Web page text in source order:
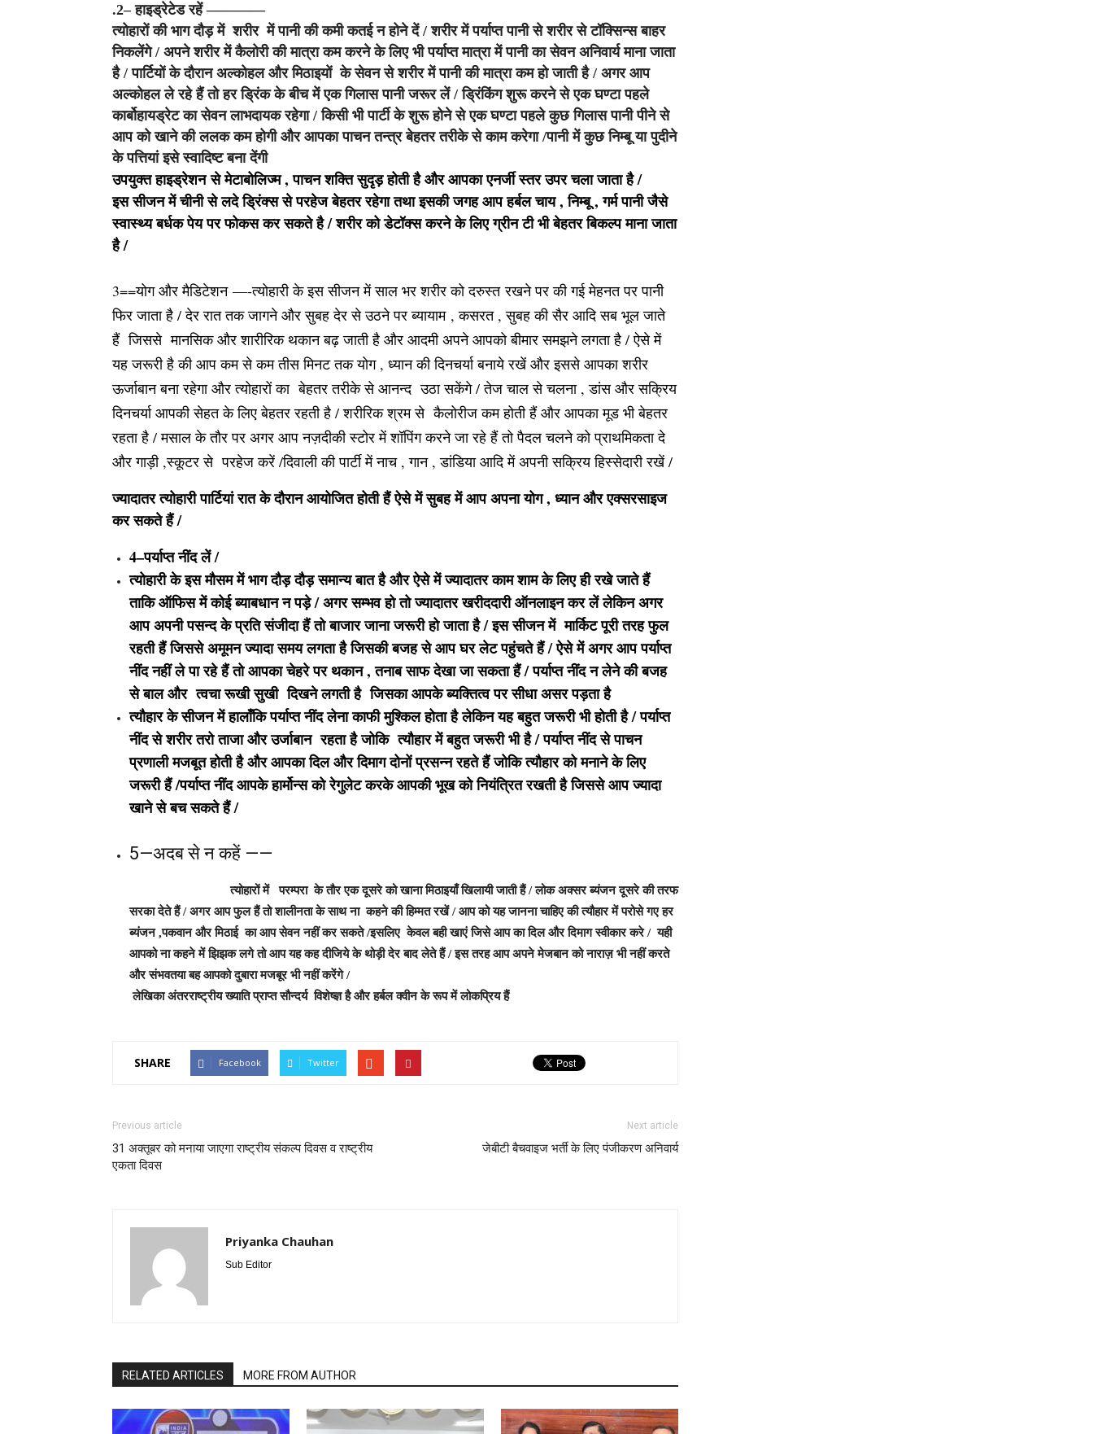
.2– हाइड्रेटेड रहें ————
त्योहारों की भाग दौड़ में शरीर में पानी की कमी कतई न होने दें / शरीर में पर्याप्त पानी से शरीर से टॉक्सिन्स बाहर
निकलेंगे / अपने शरीर में कैलोरी की मात्रा कम करने के लिए भी पर्याप्त मात्रा में पानी का सेवन अनिवार्य माना जाता
है / पार्टियों के दौरान अल्कोहल और मिठाइयों के सेवन से शरीर में पानी की मात्रा कम हो जाती है / अगर आप
अल्कोहल ले रहे हैं तो हर ड्रिंक के बीच में एक गिलास पानी जरूर लें / ड्रिंकिंग शुरू करने से एक घण्टा पहले
कार्बोहायड्रेट का सेवन लाभदायक रहेगा / किसी भी पार्टी के शुरू होने से एक घण्टा पहले कुछ गिलास पानी पीने से
आप को खाने की ललक कम होगी और आपका पाचन तन्त्र बेहतर तरीके से काम करेगा /पानी में कुछ निम्बू या पुदीने
के पत्तियां इसे स्वादिष्ट बना देंगी
उपयुक्त हाइड्रेशन से मेटाबोलिज्म , पाचन शक्ति सुदृड़ होती है और आपका एनर्जी स्तर उपर चला जाता है /
इस सीजन में चीनी से लदे ड्रिंक्स से परहेज बेहतर रहेगा तथा इसकी जगह आप हर्बल चाय , निम्बू , गर्म पानी जैसे
स्वास्थ्य बर्धक पेय पर फोकस कर सकते है / शरीर को डेटॉक्स करने के लिए ग्रीन टी भी बेहतर बिकल्प माना जाता
है /
3==योग और मैडिटेशन —-त्योहारी के इस सीजन में साल भर शरीर को दरुस्त रखने पर की गई मेहनत पर पानी
फिर जाता है / देर रात तक जागने और सुबह देर से उठने पर ब्यायाम , कसरत , सुबह की सैर आदि सब भूल जाते
हैं जिससे मानसिक और शारीरिक थकान बढ़ जाती है और आदमी अपने आपको बीमार समझने लगता है / ऐसे में
यह जरूरी है की आप कम से कम तीस मिनट तक योग , ध्यान की दिनचर्या बनाये रखें और इससे आपका शरीर
ऊर्जाबान बना रहेगा और त्योहारों का बेहतर तरीके से आनन्द उठा सकेंगे / तेज चाल से चलना , डांस और सक्रिय
दिनचर्या आपकी सेहत के लिए बेहतर रहती है / शरीरिक श्रम से कैलोरीज कम होती हैं और आपका मूड भी बेहतर
रहता है / मसाल के तौर पर अगर आप नज़दीकी स्टोर में शॉपिंग करने जा रहे हैं तो पैदल चलने को प्राथमिकता दे
और गाड़ी ,स्कूटर से परहेज करें /दिवाली की पार्टी में नाच , गान , डांडिया आदि में अपनी सक्रिय हिस्सेदारी रखें /
ज्यादातर त्योहारी पार्टियां रात के दौरान आयोजित होती हैं ऐसे में सुबह में आप अपना योग , ध्यान और एक्सरसाइज
कर सकते हैं /
4–पर्याप्त नींद लें /
त्योहारी के इस मौसम में भाग दौड़ दौड़ समान्य बात है और ऐसे में ज्यादातर काम शाम के लिए ही रखे जाते हैं
ताकि ऑफिस में कोई ब्याबधान न पड़े / अगर सम्भव हो तो ज्यादातर खरीददारी ऑनलाइन कर लें लेकिन अगर
आप अपनी पसन्द के प्रति संजीदा हैं तो बाजार जाना जरूरी हो जाता है / इस सीजन में मार्किट पूरी तरह फुल
रहती हैं जिससे अमूमन ज्यादा समय लगता है जिसकी बजह से आप घर लेट पहुंचते हैं / ऐसे में अगर आप पर्याप्त
नींद नहीं ले पा रहे हैं तो आपका चेहरे पर थकान , तनाब साफ देखा जा सकता हैं / पर्याप्त नींद न लेने की बजह
से बाल और त्वचा रूखी सुखी दिखने लगती है जिसका आपके ब्यक्तित्व पर सीधा असर पड़ता है
त्यौहार के सीजन में हालाँकि पर्याप्त नींद लेना काफी मुश्किल होता है लेकिन यह बहुत जरूरी भी होती है / पर्याप्त
नींद से शरीर तरो ताजा और उर्जाबान रहता है जोकि त्यौहार में बहुत जरूरी भी है / पर्याप्त नींद से पाचन
प्रणाली मजबूत होती है और आपका दिल और दिमाग दोनों प्रसन्न रहते हैं जोकि त्यौहार को मनाने के लिए
जरूरी हैं /पर्याप्त नींद आपके हार्मोन्स को रेगुलेट करके आपकी भूख को नियंत्रित रखती है जिससे आप ज्यादा
खाने से बच सकते हैं /
5—अदब से न कहें ——
त्योहारों में परम्परा के तौर एक दूसरे को खाना मिठाइयाँ खिलायी जाती हैं / लोक अक्सर ब्यंजन दूसरे की तरफ
सरका देते हैं / अगर आप फुल हैं तो शालीनता के साथ ना कहने की हिम्मत रखें / आप को यह जानना चाहिए की त्यौहार में परोसे गए हर
ब्यंजन ,पकवान और मिठाई का आप सेवन नहीं कर सकते /इसलिए केवल बही खाएं जिसे आप का दिल और दिमाग स्वीकार करे / यही
आपको ना कहने में झिझक लगे तो आप यह कह दीजिये के थोड़ी देर बाद लेते हैं / इस तरह आप अपने मेजबान को नाराज़ भी नहीं करते
और संभवतया बह आपको दुबारा मजबूर भी नहीं करेंगे /
लेखिका अंतरराष्ट्रीय ख्याति प्राप्त सौन्दर्य विशेष्ज्ञ है और हर्बल क्वीन के रूप में लोकप्रिय हैं
SHARE Facebook Twitter
Previous article
31 अक्तूबर को मनाया जाएगा राष्ट्रीय संकल्प दिवस व राष्ट्रीय
एकता दिवस
Next article
जेबीटी बैचवाइज भर्ती के लिए पंजीकरण अनिवार्य
Priyanka Chauhan
Sub Editor
RELATED ARTICLES MORE FROM AUTHOR